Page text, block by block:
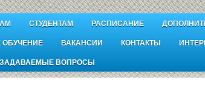
СТУДЕНТАМ РАСПИСАНИЕ
ВАКАНСИИ КОНТАКТЫ
ВОПРОСЫ